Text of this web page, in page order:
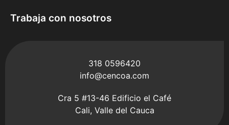
Trabaja con nosotros
318 0596420
info@cencoa.com
Cra 5 #13-46 Edificio el Café
Cali, Valle del Cauca